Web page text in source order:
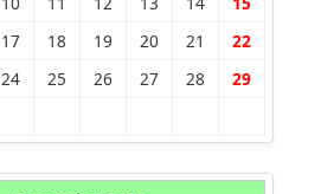
17 18 19 20 21 22
24 25 26 27 28 29